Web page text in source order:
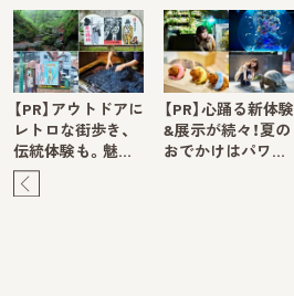
【PR】アウトドアに
レトロな街歩き、
伝統体験も。魅…
【PR】心踊る新体験
&展示が続々！夏の
おでかけはパワ…